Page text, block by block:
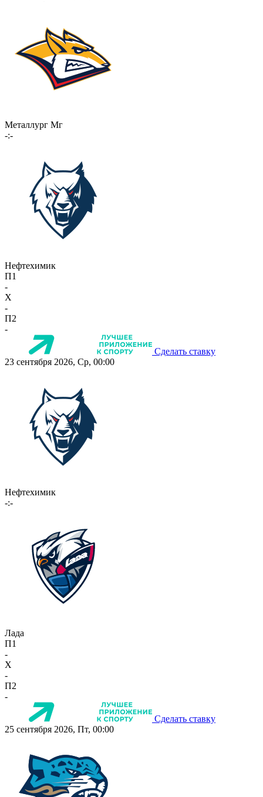
Металлург Мг
-:-
Нефтехимик
П1
-
X
-
П2
-
Сделать ставку
23 сентября 2026, Ср, 00:00
Нефтехимик
-:-
Лада
П1
-
X
-
П2
-
Сделать ставку
25 сентября 2026, Пт, 00:00